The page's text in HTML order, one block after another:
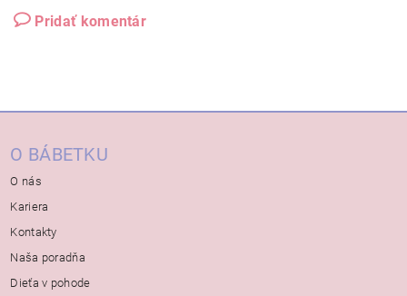
Pridať komentár
O BÁBETKU
O nás
Kariera
Kontakty
Naša poradňa
Dieťa v pohode